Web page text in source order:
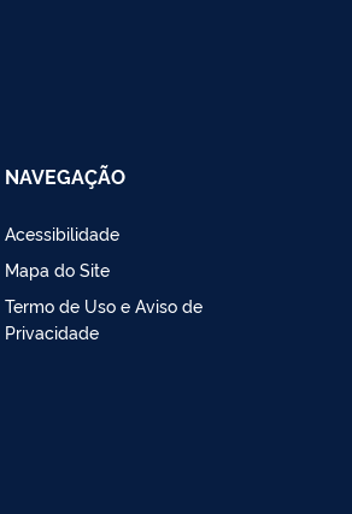
NAVEGAÇÃO
Acessibilidade
Mapa do Site
Termo de Uso e Aviso de
Privacidade